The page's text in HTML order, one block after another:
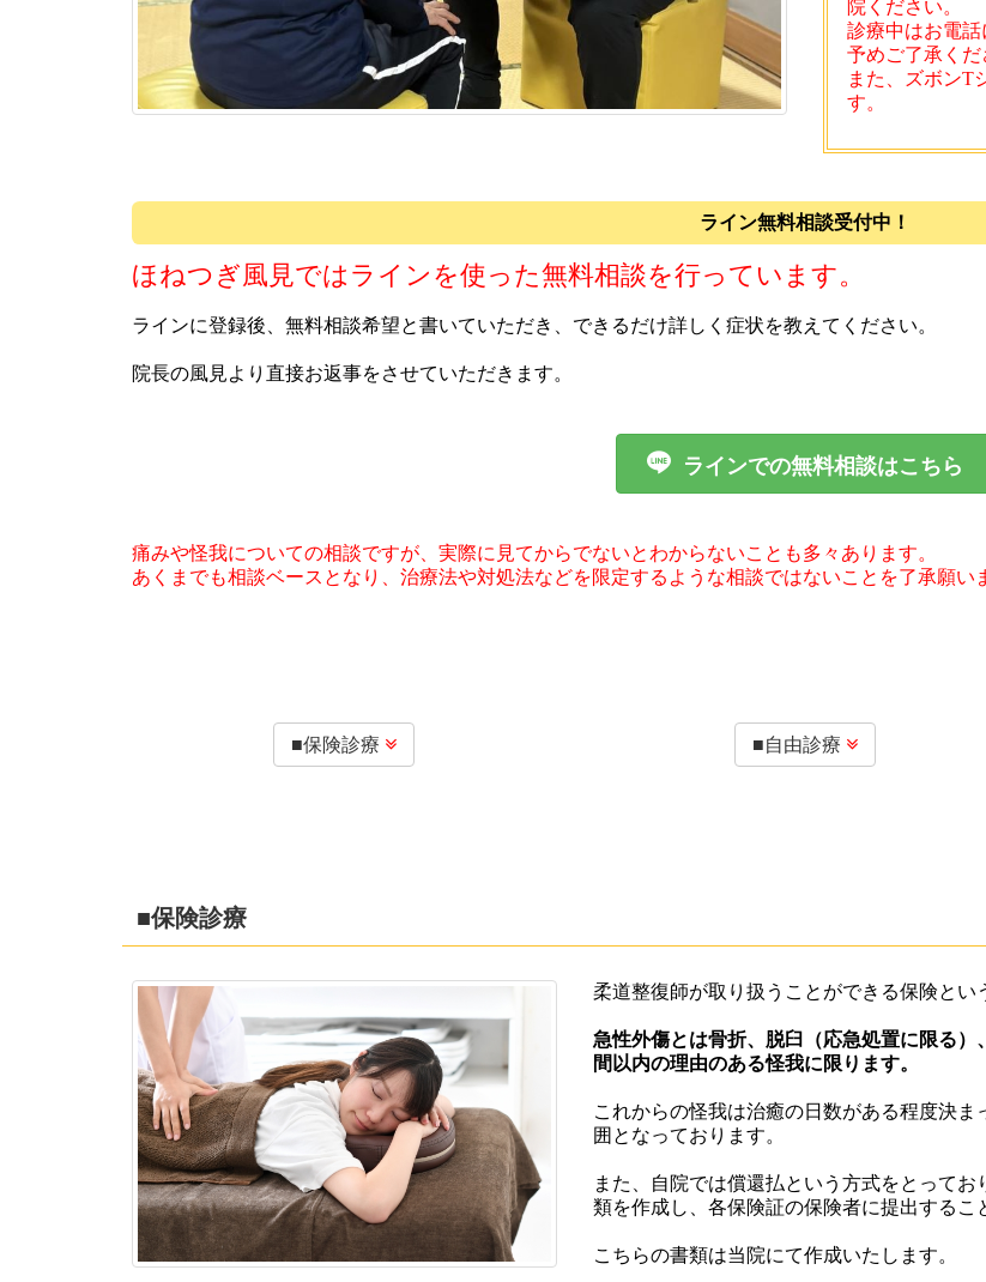
院ください。
診療中はお電話
予めご了承くだ
また、ズボンT
す。
ライン無料相談受付中！
ほねつぎ風見ではラインを使った無料相談を行っています。
ラインに登録後、無料相談希望と書いていただき、できるだけ詳しく症状を教えてください。
院長の風見より直接お返事をさせていただきます。
 ラインでの無料相談はこちら
痛みや怪我についての相談ですが、実際に見てからでないとわからないことも多々あります。
あくまでも相談ベースとなり、治療法や対処法などを限定するような相談ではないことを了承願い
■保険診療  ■自由診療 
■保険診療
柔道整復師が取り扱うことができる保険とい
急性外傷とは骨折、脱臼（応急処置に限る
間以内の理由のある怪我に限ります。
これからの怪我は治癒の日数がある程度決
囲となっております。
また、自院では償還払という方式をとって
類を作成し、各保険証の保険者に提出するこ
こちらの書類は当院にて作成いたします。